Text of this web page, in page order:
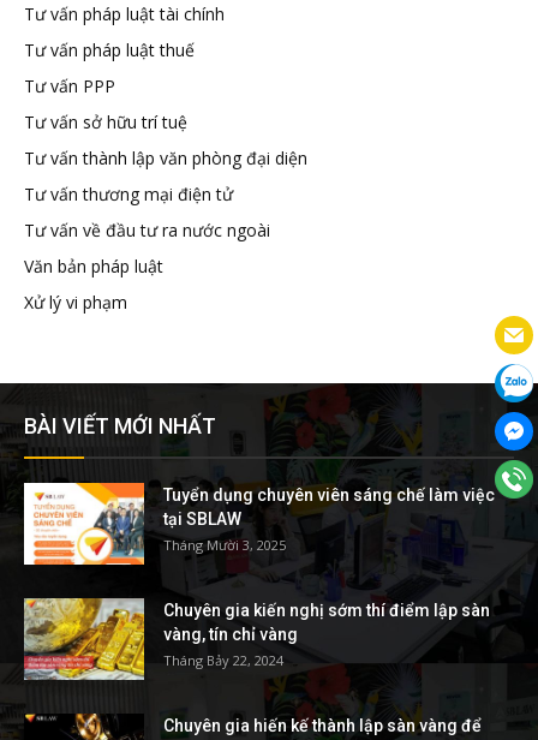
Tư vấn pháp luật tài chính
Tư vấn pháp luật thuế
Tư vấn PPP
Tư vấn sở hữu trí tuệ
Tư vấn thành lập văn phòng đại diện
Tư vấn thương mại điện tử
Tư vấn về đầu tư ra nước ngoài
Văn bản pháp luật
Xử lý vi phạm
BÀI VIẾT MỚI NHẤT
Tuyển dụng chuyên viên sáng chế làm việc
tại SBLAW
Tháng Mười 3, 2025
Chuyên gia kiến nghị sớm thí điểm lập sàn
vàng, tín chỉ vàng
Tháng Bảy 22, 2024
Chuyên gia hiến kế thành lập sàn vàng để